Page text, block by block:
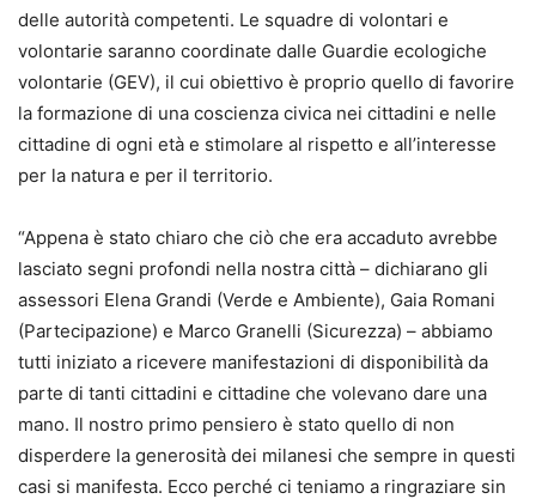
delle autorità competenti. Le squadre di volontari e
volontarie saranno coordinate dalle Guardie ecologiche
volontarie (GEV), il cui obiettivo è proprio quello di favorire
la formazione di una coscienza civica nei cittadini e nelle
cittadine di ogni età e stimolare al rispetto e all’interesse
per la natura e per il territorio.
“Appena è stato chiaro che ciò che era accaduto avrebbe
lasciato segni profondi nella nostra città – dichiarano gli
assessori Elena Grandi (Verde e Ambiente), Gaia Romani
(Partecipazione) e Marco Granelli (Sicurezza) – abbiamo
tutti iniziato a ricevere manifestazioni di disponibilità da
parte di tanti cittadini e cittadine che volevano dare una
mano. Il nostro primo pensiero è stato quello di non
disperdere la generosità dei milanesi che sempre in questi
casi si manifesta. Ecco perché ci teniamo a ringraziare sin